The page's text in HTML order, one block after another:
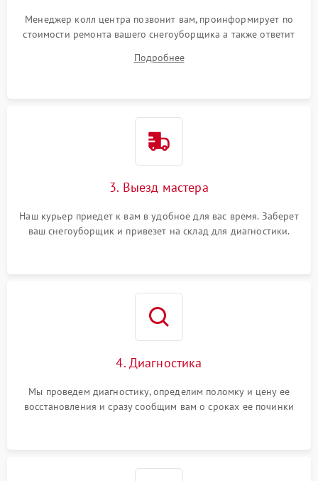
Менеджер колл центра позвонит вам, проинформирует по
стоимости ремонта вашего снегоуборщика а также ответит
Подробнее
3. Выезд мастера
Наш курьер приедет к вам в удобное для вас время. Заберет
ваш снегоуборщик и привезет на склад для диагностики.
4. Диагностика
Мы проведем диагностику, определим поломку и цену ее
восстановления и сразу сообщим вам о сроках ее починки